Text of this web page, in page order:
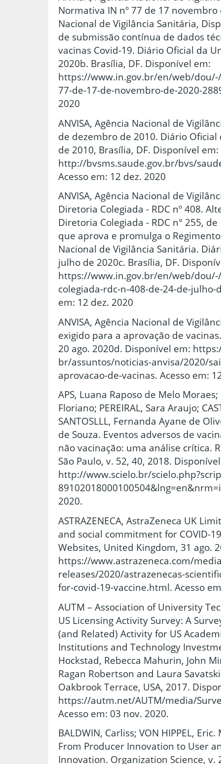
Normativa IN nº 77 de 17
Nacional de Vigilância Sanitária,
de submissão contínua de dados
vacinas Covid-19. Diário Oficial da
2020b. Brasília, DF. Disponível em:
https://www.in.gov.br/en/web/
77-de-17-de-novembro-de-2020-
2020
ANVISA, Agência Nacional de
de dezembro de 2010. Diário
de 2010, Brasília, DF. Disponível em:
http://bvsms.saude.gov.br/bvs/
Acesso em: 12 dez. 2020
ANVISA, Agência Nacional de
Diretoria Colegiada - RDC nº 408.
Diretoria Colegiada - RDC n° 255,
que aprova e promulga o
Nacional de Vigilância Sanitária.
julho de 2020c. Brasília, DF.
https://www.in.gov.br/en/web/
colegiada-rdc-n-408-de-24-de-julho-
em: 12 dez. 2020
ANVISA, Agência Nacional de
exigido para a aprovação de
20 ago. 2020d. Disponível em:
br/assuntos/noticias-anvisa/2020/
aprovacao-de-vacinas. Acesso em:
APS, Luana Raposo de Melo
Floriano; PEREIRAL, Sara Araujo;
SANTOSLLL, Fernanda Ayane de
de Souza. Eventos adversos de
não vacinação: uma análise crítica.
São Paulo, v. 52, 40, 2018.
http://www.scielo.br/
2020.
ASTRAZENECA, AstraZeneca UK
and social commitment for COVID-
Websites, United Kingdom, 31 ago.
https://www.astrazeneca.com/
releases/2020/astrazenecas-
for-covid-19-vaccine.html. Acesso
AUTM – Association of University
US Licensing Activity Survey: A
(and Related) Activity for US
Institutions and Technology
Hockstad, Rebecca Mahurin, John
Ragan Robertson and Laura
Oakbrook Terrace, USA, 2017.
https://autm.net/AUTM/media/
Acesso em: 03 nov. 2020.
BALDWIN, Carliss; VON HIPPEL,
From Producer Innovation to User
Innovation. Organization Science, v.